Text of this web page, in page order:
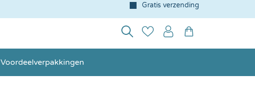
Gratis verzending
Voordeelverpakkingen